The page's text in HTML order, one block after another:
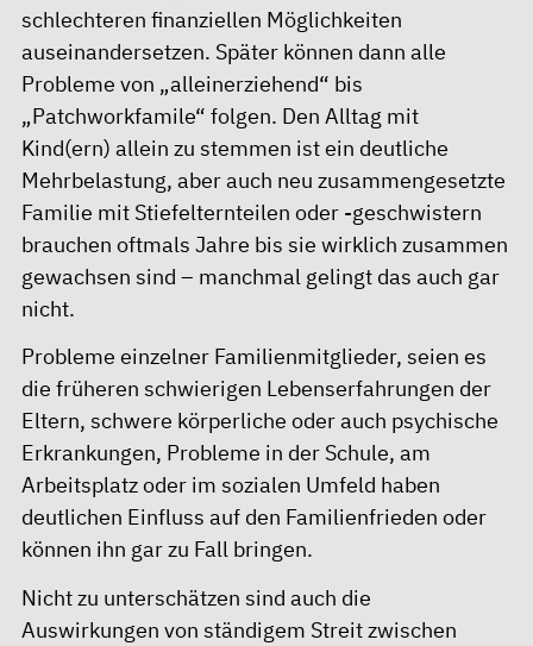
schlechteren finanziellen Möglichkeiten
auseinandersetzen. Später können dann alle
Probleme von „alleinerziehend“ bis
„Patchworkfamile“ folgen. Den Alltag mit
Kind(ern) allein zu stemmen ist ein deutliche
Mehrbelastung, aber auch neu zusammengesetzte
Familie mit Stiefelternteilen oder -geschwistern
brauchen oftmals Jahre bis sie wirklich zusammen
gewachsen sind – manchmal gelingt das auch gar
nicht.
Probleme einzelner Familienmitglieder, seien es
die früheren schwierigen Lebenserfahrungen der
Eltern, schwere körperliche oder auch psychische
Erkrankungen, Probleme in der Schule, am
Arbeitsplatz oder im sozialen Umfeld haben
deutlichen Einfluss auf den Familienfrieden oder
können ihn gar zu Fall bringen.
Nicht zu unterschätzen sind auch die
Auswirkungen von ständigem Streit zwischen